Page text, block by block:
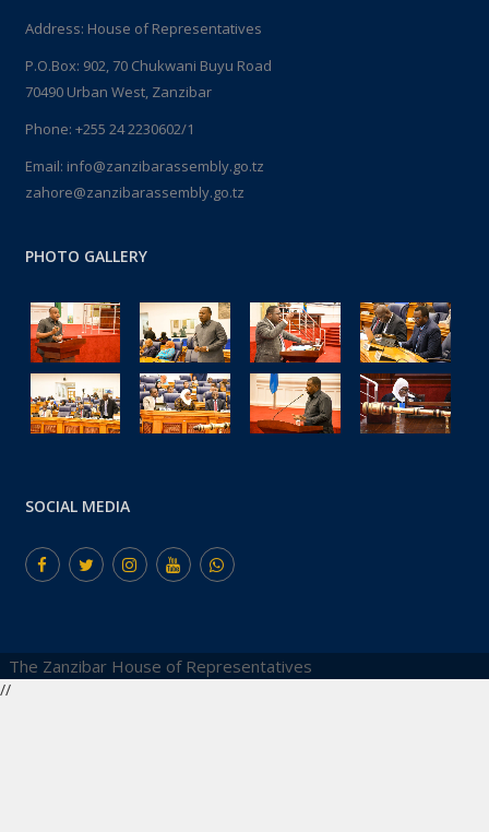
Address: House of Representatives
P.O.Box: 902, 70 Chukwani Buyu Road
70490 Urban West, Zanzibar
Phone: +255 24 2230602/1
Email: info@zanzibarassembly.go.tz
zahore@zanzibarassembly.go.tz
PHOTO GALLERY
SOCIAL MEDIA
The Zanzibar House of Representatives
//